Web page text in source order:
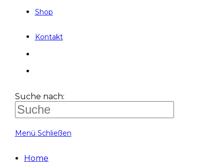
Shop
Kontakt
Suche nach:
Menü Schließen
Home